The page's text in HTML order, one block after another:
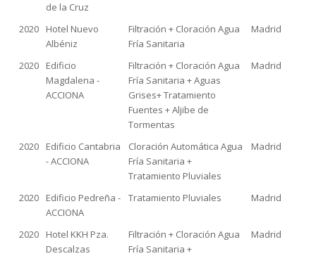
de la Cruz
2020
Hotel Nuevo
Albéniz
Filtración + Cloración Agua
Fría Sanitaria
Madrid
2020
Edificio
Magdalena -
ACCIONA
Filtración + Cloración Agua
Fría Sanitaria + Aguas
Grises+ Tratamiento
Fuentes + Aljibe de
Tormentas
Madrid
2020
Edificio Cantabria
- ACCIONA
Cloración Automática Agua
Fría Sanitaria +
Tratamiento Pluviales
Madrid
2020
Edificio Pedreña -
ACCIONA
Tratamiento Pluviales Madrid
2020
Hotel KKH Pza.
Descalzas
Filtración + Cloración Agua
Fría Sanitaria +
Madrid